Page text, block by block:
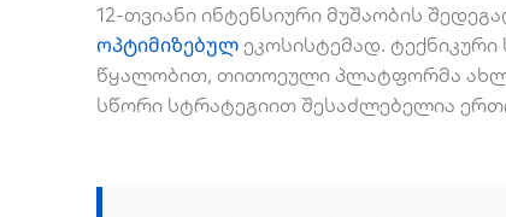
12-თვიანი ინტენსიური მუშაობის
ოპტიმიზებულეკოსისტემად.
წყალობით, თითოეული პლატფორმა ახლა
სწორი სტრატეგიით შესაძლებელია